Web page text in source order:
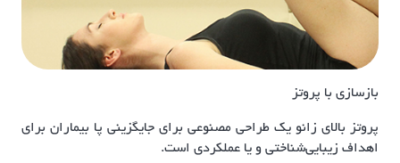
بازسازی با پروتز
پروتز بالای زانو یک طراحی مصنوعی برای جایگزینی پا بیماران برای
اهداف زیبایی‌شناختی و یا عملکردی است.